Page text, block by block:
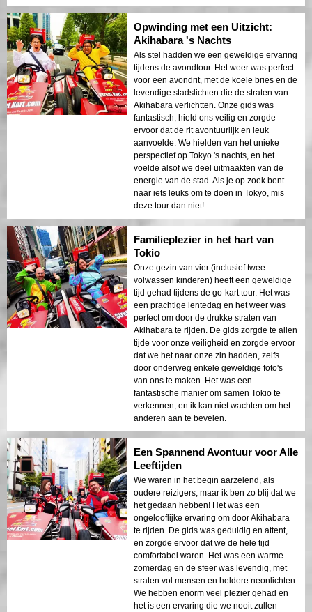
Opwinding met een Uitzicht:
Akihabara 's Nachts
Als stel hadden we een geweldige ervaring
tijdens de avondtour. Het weer was perfect
voor een avondrit, met de koele bries en de
levendige stadslichten die de straten van
Akihabara verlichtten. Onze gids was
fantastisch, hield ons veilig en zorgde
ervoor dat de rit avontuurlijk en leuk
aanvoelde. We hielden van het unieke
perspectief op Tokyo 's nachts, en het
voelde alsof we deel uitmaakten van de
energie van de stad. Als je op zoek bent
naar iets leuks om te doen in Tokyo, mis
deze tour dan niet!
Familieplezier in het hart van
Tokio
Onze gezin van vier (inclusief twee
volwassen kinderen) heeft een geweldige
tijd gehad tijdens de go-kart tour. Het was
een prachtige lentedag en het weer was
perfect om door de drukke straten van
Akihabara te rijden. De gids zorgde te allen
tijde voor onze veiligheid en zorgde ervoor
dat we het naar onze zin hadden, zelfs
door onderweg enkele geweldige foto's
van ons te maken. Het was een
fantastische manier om samen Tokio te
verkennen, en ik kan niet wachten om het
anderen aan te bevelen.
Een Spannend Avontuur voor Alle
Leeftijden
We waren in het begin aarzelend, als
oudere reizigers, maar ik ben zo blij dat we
het gedaan hebben! Het was een
ongelooflijke ervaring om door Akihabara
te rijden. De gids was geduldig en attent,
en zorgde ervoor dat we de hele tijd
comfortabel waren. Het was een warme
zomerdag en de sfeer was levendig, met
straten vol mensen en heldere neonlichten.
We hebben enorm veel plezier gehad en
het is een ervaring die we nooit zullen